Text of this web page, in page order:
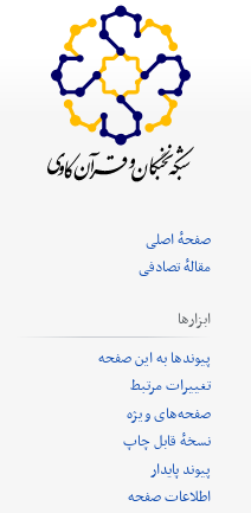
صفحهٔ اصلی
مقالهٔ تصادفی
ابزارها
پیوندها به این صفحه
تغییرات مرتبط
صفحه‌های ویژه
نسخهٔ قابل چاپ
پیوند پایدار
اطلاعات صفحه